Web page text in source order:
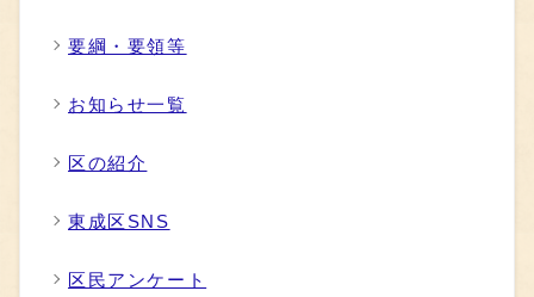
要綱・要領等
お知らせ一覧
区の紹介
東成区SNS
区民アンケート